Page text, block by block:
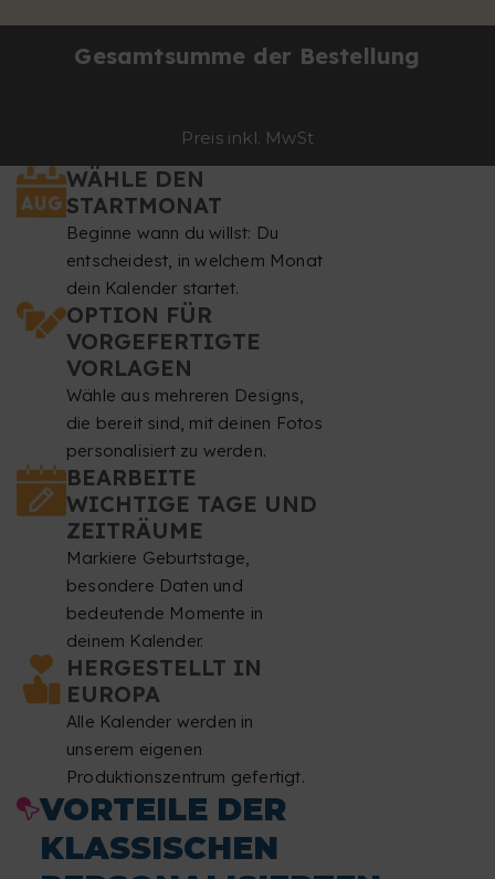
Gesamtsumme der Bestellung
Preis inkl. MwSt
WÄHLE DEN
STARTMONAT
Beginne wann du willst: Du
entscheidest, in welchem Monat
dein Kalender startet.
OPTION FÜR
VORGEFERTIGTE
VORLAGEN
Wähle aus mehreren Designs,
die bereit sind, mit deinen Fotos
personalisiert zu werden.
BEARBEITE
WICHTIGE TAGE UND
ZEITRÄUME
Markiere Geburtstage,
besondere Daten und
bedeutende Momente in
deinem Kalender.
HERGESTELLT IN
EUROPA
Alle Kalender werden in
unserem eigenen
Produktionszentrum gefertigt.
VORTEILE DER
KLASSISCHEN